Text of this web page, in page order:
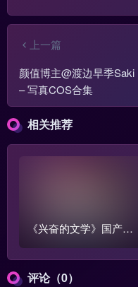
上一篇
颜值博主@渡边早季Saki
– 写真COS合集
相关推荐
《兴奋的文学》国产跳
蛋阅读1-3季全集【含番
外篇】
评论（0）